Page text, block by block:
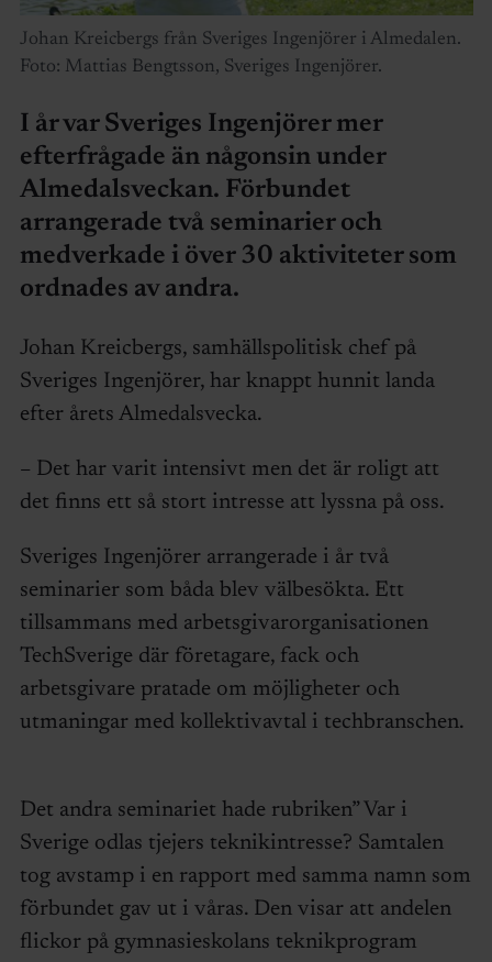
Johan Kreicbergs från Sveriges Ingenjörer i Almedalen.
Foto: Mattias Bengtsson, Sveriges Ingenjörer.
I år var Sveriges Ingenjörer mer
efterfrågade än någonsin under
Almedalsveckan. Förbundet
arrangerade två seminarier och
medverkade i över 30 aktiviteter som
ordnades av andra.
Johan Kreicbergs, samhällspolitisk chef på
Sveriges Ingenjörer, har knappt hunnit landa
efter årets Almedalsvecka.
– Det har varit intensivt men det är roligt att
det finns ett så stort intresse att lyssna på oss.
Sveriges Ingenjörer arrangerade i år två
seminarier som båda blev välbesökta. Ett
tillsammans med arbetsgivarorganisationen
TechSverige där företagare, fack och
arbetsgivare pratade om möjligheter och
utmaningar med kollektivavtal i techbranschen.
Det andra seminariet hade rubriken” Var i
Sverige odlas tjejers teknikintresse? Samtalen
tog avstamp i en rapport med samma namn som
förbundet gav ut i våras. Den visar att andelen
flickor på gymnasieskolans teknikprogram